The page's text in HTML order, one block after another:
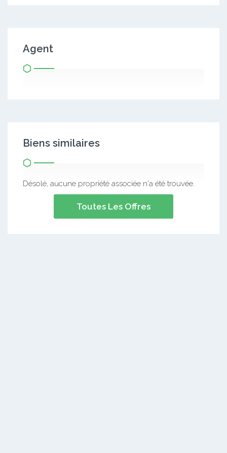
Agent
Biens similaires
Désolé, aucune propriété associée n'a été trouvée.
Toutes Les Offres